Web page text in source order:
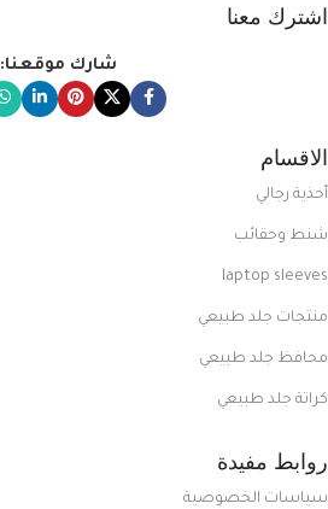
اشترك معنا
شارك موقعنا:
الاقسام
أحذية رجالي
شنط وحقائب
laptop sleeves
منتجات جلد طبيعي
محافظ جلد طبيعي
كراتة جلد طبيعي
روابط مفيدة
سياسات الخصوصية